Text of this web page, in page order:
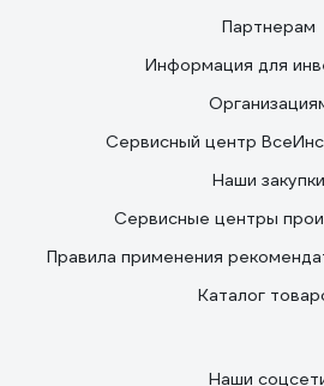
Партнерам
Информация для
Сервисный центр
Наши закупки
Сервисные центры
Правила применения
Каталог
Наши